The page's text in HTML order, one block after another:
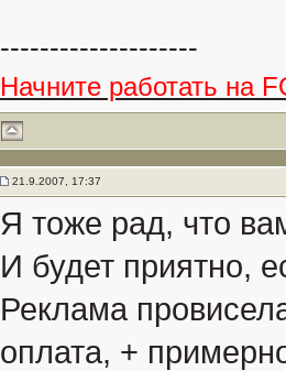
--------------------
Начните работать на
21.9.2007, 17:37
Я тоже рад, что
И будет приятно,
Реклама
оплата, +